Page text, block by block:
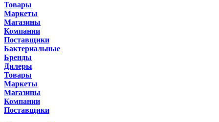
Товары
Маркеты
Магазины
Компании
Поставщики
Бактериальные
Бренды
Дилеры
Товары
Маркеты
Магазины
Компании
Поставщики